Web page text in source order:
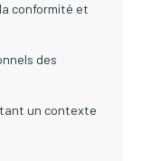
conformité et
des
un contexte